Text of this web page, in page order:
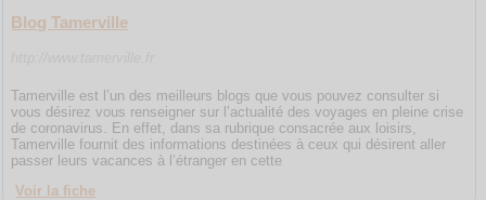
Blog Tamerville
Tamerville est l’un des meilleurs blogs que vous pouvez consulter si
vous désirez vous renseigner sur l’actualité des voyages en pleine crise
de coronavirus. En effet, dans sa rubrique consacrée aux loisirs,
Tamerville fournit des informations destinées à ceux qui désirent aller
passer leurs vacances à l’étranger en cette
Voir la fiche